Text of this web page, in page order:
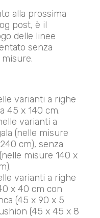
alla prossima
post, è il
delle linee
senza
varianti a righe
45 x 140 cm.
varianti a
(nelle misure
cm), senza
misure 140 x
varianti a righe
x 40 cm con
(45 x 90 x 5
(45 x 45 x 8